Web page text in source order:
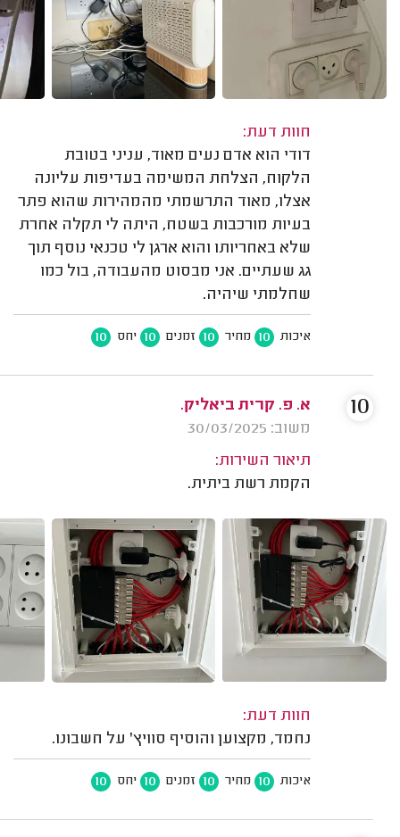
חוות דעת:
דודי הוא אדם נעים מאוד, עניני בטובת
הלקוח, הצלחת המשימה בעדיפות עליונה
אצלו, מאוד התרשמתי מהמהירות שהוא פתר
בעיות מורכבות בשטח, היתה לי תקלה אחרת
שלא באחריותו והוא ארגן לי טכנאי נוסף תוך
גג שעתיים. אני מבסוט מהעבודה, בול כמו
שחלמתי שיהיה.
איכות 10 מחיר 10 זמנים 10 יחס 10
א. פ. קרית ביאליק.
משוב: 30/03/2025
תיאור השירות:
הקמת רשת ביתית.
חוות דעת:
נחמד, מקצוען והוסיף סוויץ' על חשבונו.
איכות 10 מחיר 10 זמנים 10 יחס 10
10